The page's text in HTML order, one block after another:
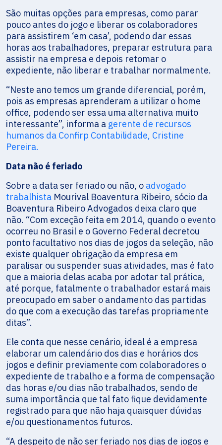
São muitas opções para empresas, como parar
pouco antes do jogo e liberar os colaboradores
para assistirem ‘em casa’, podendo dar essas
horas aos trabalhadores, preparar estrutura para
assistir na empresa e depois retomar o
expediente, não liberar e trabalhar normalmente.
“Neste ano temos um grande diferencial, porém,
pois as empresas aprenderam a utilizar o home
office, podendo ser essa uma alternativa muito
interessante”, informa a gerente de recursos
humanos da Confirp Contabilidade, Cristine
Pereira.
Data não é feriado
Sobre a data ser feriado ou não, o advogado
trabalhista Mourival Boaventura Ribeiro, sócio da
Boaventura Ribeiro Advogados deixa claro que
não. “Com exceção feita em 2014, quando o evento
ocorreu no Brasil e o Governo Federal decretou
ponto facultativo nos dias de jogos da seleção, não
existe qualquer obrigação da empresa em
paralisar ou suspender suas atividades, mas é fato
que a maioria delas acaba por adotar tal prática,
até porque, fatalmente o trabalhador estará mais
preocupado em saber o andamento das partidas
do que com a execução das tarefas propriamente
ditas”.
Ele conta que nesse cenário, ideal é a empresa
elaborar um calendário dos dias e horários dos
jogos e definir previamente com colaboradores o
expediente de trabalho e a forma de compensação
das horas e/ou dias não trabalhados, sendo de
suma importância que tal fato fique devidamente
registrado para que não haja quaisquer dúvidas
e/ou questionamentos futuros.
“A despeito de não ser feriado nos dias de jogos e